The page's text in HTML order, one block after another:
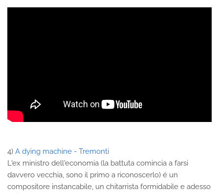
4) A dying machine - Tremonti
L'ex ministro dell'economia (la battuta comincia a farsi
davvero vecchia, sono il primo a riconoscerlo) é un
compositore instancabile, un chitarrista formidabile e adesso